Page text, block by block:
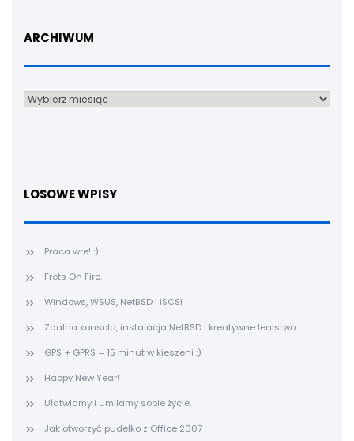
ARCHIWUM
Archiwum
LOSOWE WPISY
Praca wre! :)
Frets On Fire.
Windows, WSUS, NetBSD i iSCSI
Zdalna konsola, instalacja NetBSD i kreatywne lenistwo
GPS + GPRS = 15 minut w kieszeni :)
Happy New Year!
Ułatwiamy i umilamy sobie życie.
Jak otworzyć pudełko z Office 2007